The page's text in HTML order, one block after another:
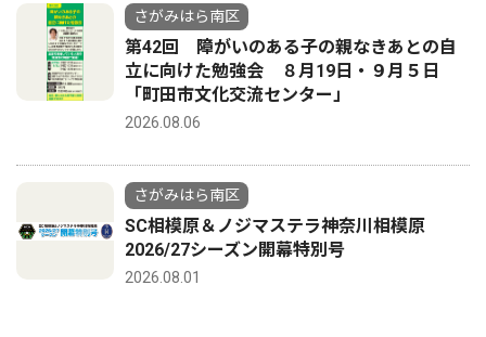
さがみはら南区
第42回 障がいのある子の親なきあとの自
立に向けた勉強会 ８月19日・９月５日
「町田市文化交流センター」
2026.08.06
さがみはら南区
SC相模原＆ノジマステラ神奈川相模原
2026/27シーズン開幕特別号
2026.08.01